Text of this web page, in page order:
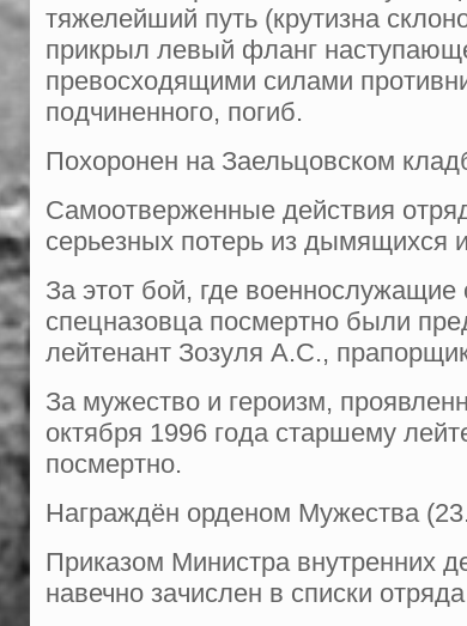
тяжелейший путь (крутизна
прикрыл левый фланг
превосходящими силами
подчиненного, погиб.
Похоронен на Заельцовском
Самоотверженные действия
серьезных потерь из дымящихся
За этот бой, где
спецназовца посмертно были
лейтенант Зозуля А.С.,
За мужество и героизм,
октября 1996 года старшему
посмертно.
Награждён орденом Мужества
Приказом Министра внутренних
навечно зачислен в списки